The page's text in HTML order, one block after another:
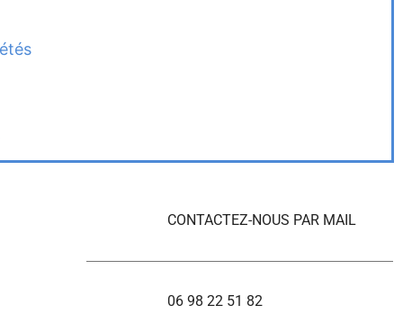
CONTACTEZ-NOUS PAR MAIL
06 98 22 51 82